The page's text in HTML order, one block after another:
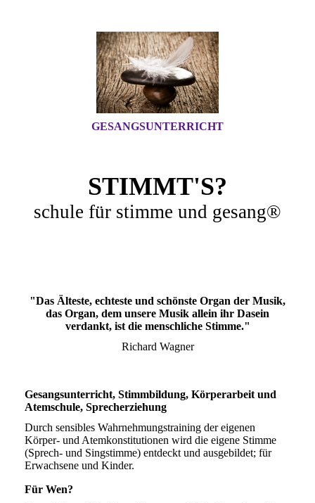
GESANGSUNTERRICHT
STIMMT'S?
schule für stimme und gesang®
"Das Älteste, echteste und schönste Organ der Musik,
das Organ, dem unsere Musik allein ihr Dasein
verdankt, ist die menschliche Stimme."
Richard Wagner
Gesangsunterricht, Stimmbildung, Körperarbeit und
Atemschule, Sprecherziehung
Durch sensibles Wahrnehmungstraining der eigenen
Körper- und Atemkonstitutionen wird die eigene Stimme
(Sprech- und Singstimme) entdeckt und ausgebildet; für
Erwachsene und Kinder.
Für Wen?